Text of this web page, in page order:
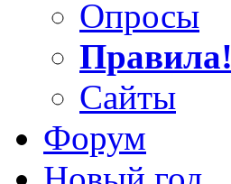
Опросы
Правила!
Сайты
Форум